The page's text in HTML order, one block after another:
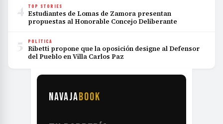
4 TOP STORIES
Estudiantes de Lomas de Zamora presentan
propuestas al Honorable Concejo Deliberante
5 POLÍTICA
Ribetti propone que la oposición designe al Defensor
del Pueblo en Villa Carlos Paz
NAVAJABOOK